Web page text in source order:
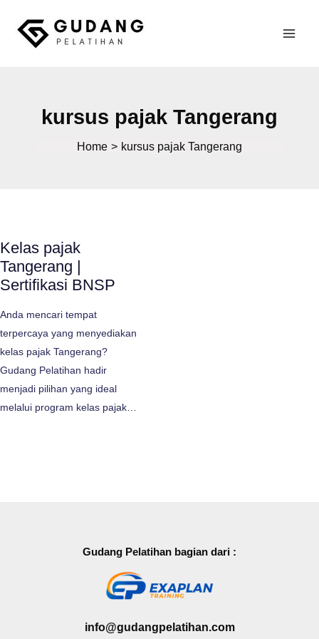
content
kursus pajak Tangerang
Home kursus pajak Tangerang
Kelas pajak
Tangerang |
Sertifikasi BNSP
Anda mencari tempat
terpercaya yang menyediakan
kelas pajak Tangerang?
Gudang Pelatihan hadir
menjadi pilihan yang ideal
melalui program kelas pajak…
Gudang Pelatihan bagian dari :
info@gudangpelatihan.com